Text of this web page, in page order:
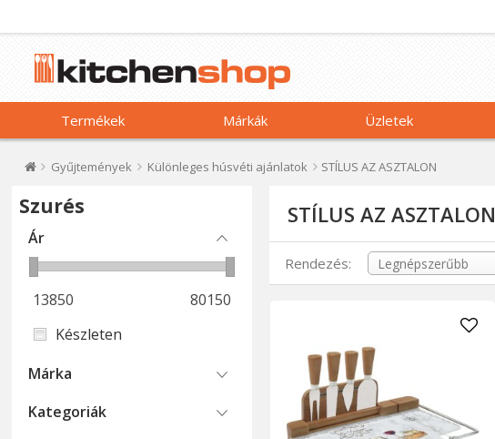
Termékek Márkák Üzletek
Gyűjtemények Különleges húsvéti ajánlatok STÍLUS AZ ASZTALON
Szurés
Ár
13850
80150
Készleten
Márka
Kategoriák
STÍLUS AZ ASZTALON
Rendezés: